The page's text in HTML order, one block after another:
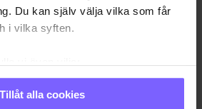
Du kan själv välja vilka som får
i vilka syften.
om din geografiska plats
på upp till flera meter
Tillåt alla cookies